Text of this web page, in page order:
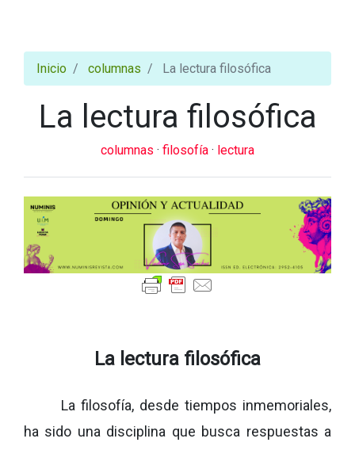
Inicio columnas La lectura filosófica
La lectura filosófica
columnas · filosofía · lectura
La lectura filosófica
La filosofía, desde tiempos inmemoriales,
ha sido una disciplina que busca respuestas a